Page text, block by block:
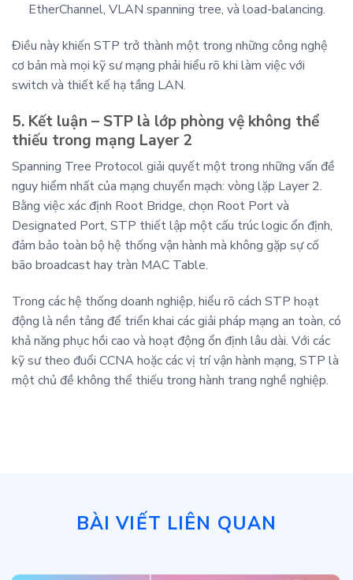
EtherChannel, VLAN spanning tree, và load-balancing.
Điều này khiến STP trở thành một trong những công nghệ
cơ bản mà mọi kỹ sư mạng phải hiểu rõ khi làm việc với
switch và thiết kế hạ tầng LAN.
5. Kết luận – STP là lớp phòng vệ không thể
thiếu trong mạng Layer 2
Spanning Tree Protocol giải quyết một trong những vấn đề
nguy hiểm nhất của mạng chuyển mạch: vòng lặp Layer 2.
Bằng việc xác định Root Bridge, chọn Root Port và
Designated Port, STP thiết lập một cấu trúc logic ổn định,
đảm bảo toàn bộ hệ thống vận hành mà không gặp sự cố
bão broadcast hay tràn MAC Table.
Trong các hệ thống doanh nghiệp, hiểu rõ cách STP hoạt
động là nền tảng để triển khai các giải pháp mạng an toàn, có
khả năng phục hồi cao và hoạt động ổn định lâu dài. Với các
kỹ sư theo đuổi CCNA hoặc các vị trí vận hành mạng, STP là
một chủ đề không thể thiếu trong hành trang nghề nghiệp.
BÀI VIẾT LIÊN QUAN